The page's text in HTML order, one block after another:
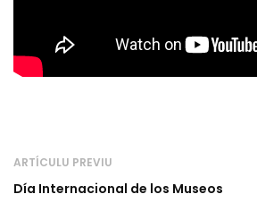
ARTÍCULU PREVIU
Día Internacional de los Museos